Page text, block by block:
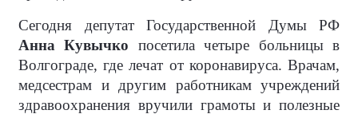
Сегодня депутат Государственной Думы РФ
Анна Кувычко посетила четыре больницы в
Волгограде, где лечат от коронавируса. Врачам,
медсестрам и другим работникам учреждений
здравоохранения вручили грамоты и полезные